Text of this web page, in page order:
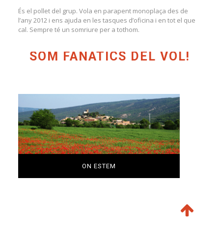
És el pollet del grup. Vola en parapent monoplaça des de
l’any 2012 i ens ajuda en les tasques d’oficina i en tot el que
cal. Sempre té un somriure per a tothom.
SOM FANÀTICS DEL VOL!
ON ESTEM